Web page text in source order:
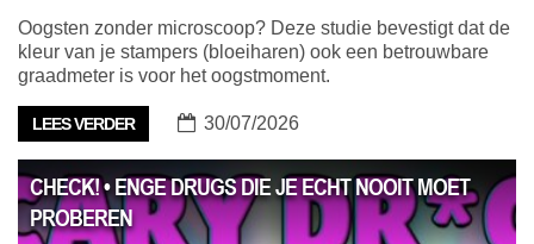
Oogsten zonder microscoop? Deze studie bevestigt dat de
kleur van je stampers (bloeiharen) ook een betrouwbare
graadmeter is voor het oogstmoment.
LEES VERDER 30/07/2026
CHECK! • ENGE DRUGS DIE JE ECHT NOOIT MOET
PROBEREN